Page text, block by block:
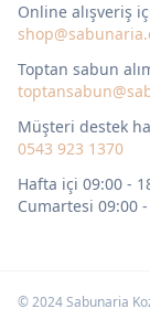
Online alışveriş
Toptan sabun
Müşteri destek
0543 923 1370
Hafta içi 09:00 -
Cumartesi 09:00
© 2024 Sabunaria